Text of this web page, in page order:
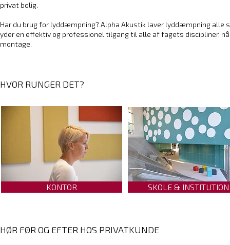
privat bolig.
Har du brug for lyddæmpning? Alpha Akustik laver lyddæmpning alle
yder en effektiv og professionel tilgang til alle af fagets discipliner,
montage.
HVOR RUNGER DET?
KONTOR SKOLE & INSTITUTION
HØR FØR OG EFTER HOS PRIVATKUNDE